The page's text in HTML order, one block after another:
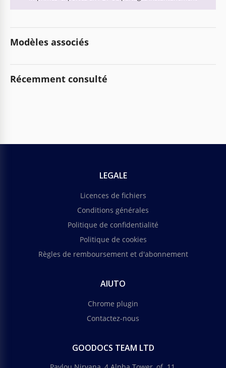
Modèles associés
Récemment consulté
LEGALE
Licences de fichiers
Conditions générales
Politique de confidentialité
Politique de cookies
Règles de remboursement et d'abonnement
AIUTO
Chrome plugin
Contactez-nous
GOODOCS TEAM LTD